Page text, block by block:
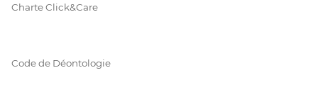
Charte Click&Care
Code de Déontologie